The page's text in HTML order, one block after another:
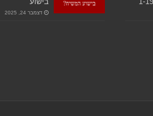
דצמבר 24, 2025